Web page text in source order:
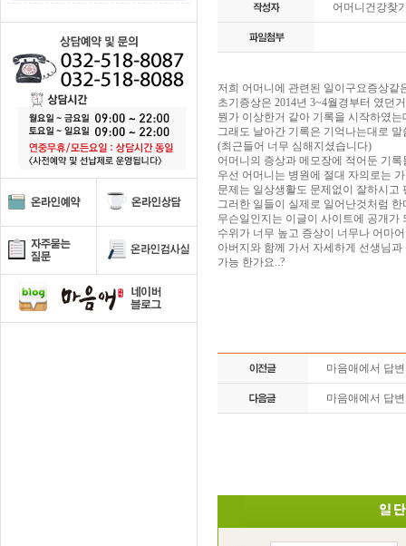
어머니건강찾
저희 어머니에 관련된 일이구요증상
초기증상은 2014년 3~4월경부터 였던
뭔가 이상한거 같아 기록을 시작하였
그래도 날아간 기록은 기억나는대로
(최근들어 너무 심해지셨습니다)
어머니의 증상과 메모장에 적어둔 기
우선 어머니는 병원에 절대 자의로는
문제는 일상생활도 문제없이 잘하시고
그러한 일들이 실제로 일어난것처럼
무슨일인지는 이글이 사이트에 공개가
수위가 너무 높고 증상이 너무나 어마
아버지와 함께 가서 자세하게 선생님
가능 한가요..?
마음애에서 답
마음애에서 답